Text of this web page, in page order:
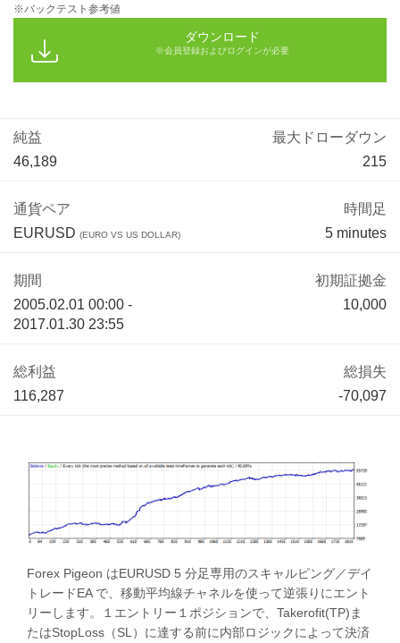
※バックテスト参考値
ダウンロード
※会員登録およびログインが必要
純益
46,189
最大ドローダウン
215
通貨ペア
EURUSD (EURO VS US DOLLAR)
時間足
5 minutes
期間
2005.02.01 00:00 -
2017.01.30 23:55
初期証拠金
10,000
総利益
116,287
総損失
-70,097
Forex Pigeon はEURUSD 5 分足専用のスキャルピング／デイ
トレードEA で、移動平均線チャネルを使って逆張りにエント
リーします。１エントリー１ポジションで、Takerofit(TP)ま
たはStopLoss（SL）に達する前に内部ロジックによって決済